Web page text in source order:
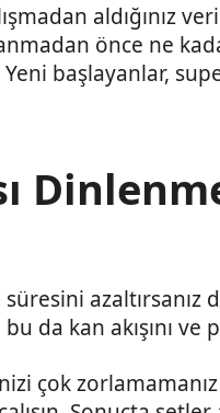
aldığınız
önce ne
Yeni başlayanlar,
azaltırsanız
da kan akışını ve
çok zorlamamanız